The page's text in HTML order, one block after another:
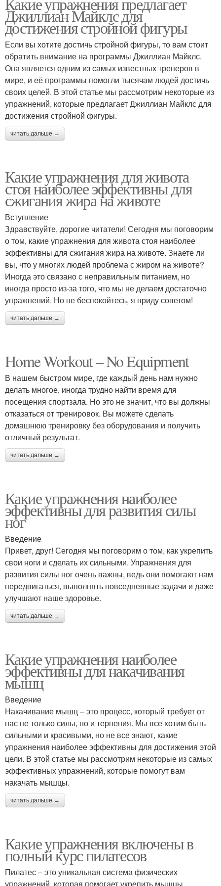
Джиллиан Майклс для
достижения стройной фигуры
Если вы хотите достичь стройной фигуры, то вам стоит
обратить внимание на программы Джиллиан Майклс.
Она является одним из самых известных тренеров в
мире, и её программы помогли тысячам людей достичь
своих целей. В этой статье мы рассмотрим некоторые из
упражнений, которые предлагает Джиллиан Майклс для
достижения стройной фигуры.
читать дальше →
Какие упражнения для живота
стоя наиболее эффективны для
сжигания жира на животе
Вступление
Здравствуйте, дорогие читатели! Сегодня мы поговорим
о том, какие упражнения для живота стоя наиболее
эффективны для сжигания жира на животе. Знаете ли
вы, что у многих людей проблема с жиром на животе?
Иногда это связано с неправильным питанием, но
иногда просто из-за того, что мы не делаем достаточно
упражнений. Но не беспокойтесь, я приду советом!
читать дальше →
Home Workout – No Equipment
В нашем быстром мире, где каждый день нам нужно
делать многое, иногда трудно найти время для
посещения спортзала. Но это не значит, что вы должны
отказаться от тренировок. Вы можете сделать
домашнюю тренировку без оборудования и получить
отличный результат.
читать дальше →
Какие упражнения наиболее
эффективны для развития силы
ног
Введение
Привет, друг! Сегодня мы поговорим о том, как укрепить
свои ноги и сделать их сильными. Упражнения для
развития силы ног очень важны, ведь они помогают нам
передвигаться, выполнять повседневные задачи и даже
улучшают наше здоровье.
читать дальше →
Какие упражнения наиболее
эффективны для накачивания
мышц
Введение
Накачивание мышц – это процесс, который требует от
нас не только силы, но и терпения. Мы все хотим быть
сильными и красивыми, но не все знают, какие
упражнения наиболее эффективны для достижения этой
цели. В этой статье мы рассмотрим некоторые из самых
эффективных упражнений, которые помогут вам
накачать мышцы.
читать дальше →
Какие упражнения включены в
полный курс пилатесов
Пилатес – это уникальная система физических